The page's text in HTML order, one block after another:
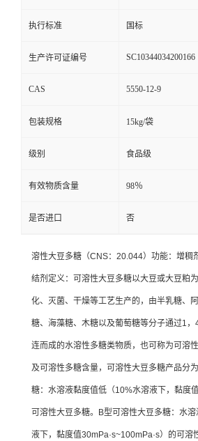
执行标准 国标
生产许可证编号 SC10344034200166
CAS 5550-12-9
包装规格 15kg/袋
级别 食品级
有效物质含量 98％
是否进口 否
溶性大豆多糖（CNS：20.044）功能：增稠
结剂定义：可溶性大豆多糖以大豆或大豆粕
化、灭菌、干燥等工艺生产的，由半乳糖、
糖、海藻糖、木糖以及葡萄糖等分子通过1
连而成的水溶性多糖类物质，也可称为可溶
及可溶性多糖含量，可溶性大豆多糖产品分
糖：水溶液黏度值低（10%水溶液下，黏度
可溶性大豆多糖。B型可溶性大豆多糖：水
液下，黏度值30mPa·s~100mPa·s）的可溶